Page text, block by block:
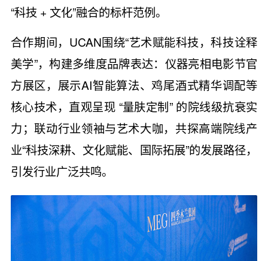
“科技 + 文化”融合的标杆范例。
合作期间，UCAN围绕“艺术赋能科技，科技诠释
美学”，构建多维度品牌表达：仪器亮相电影节官
方展区，展示AI智能算法、鸡尾酒式精华调配等
核心技术，直观呈现 “量肤定制” 的院线级抗衰实
力；联动行业领袖与艺术大咖，共探高端院线产
业“科技深耕、文化赋能、国际拓展”的发展路径，
引发行业广泛共鸣。